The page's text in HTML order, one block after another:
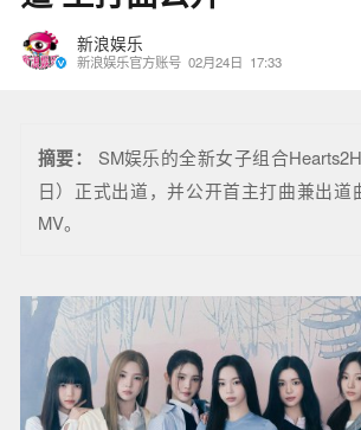
新浪娱乐
新浪娱乐官方账号 02月24日 17:33
摘要：
SM娱乐的全新女子组合
日）正式出道，并公开首主打曲兼出道
MV。